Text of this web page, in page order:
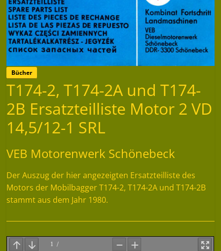
Bücher
T174-2, T174-2A und T174-
2B Ersatzteilliste Motor 2 VD
14,5/12-1 SRL
VEB Motorenwerk Schönebeck
Der Auszug der hier angezeigten Ersatzteilliste des
Motors der Mobilbagger T174-2, T174-2A und T174-2B
stammt aus dem Jahr 1980.